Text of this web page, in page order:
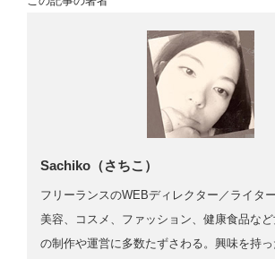
Sachiko（さちこ）
フリーランスのWEBディレクター／ライター
美容、コスメ、ファッション、健康食品な
の制作や運営に多数たずさわる。興味を持